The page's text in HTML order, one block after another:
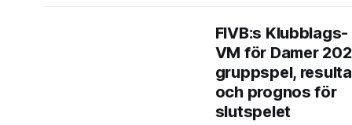
FIVB:s Klubblags-
VM för Damer
gruppspel,
och prognos för
slutspelet